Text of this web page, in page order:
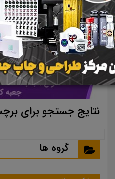
نتایج جستجو برای
گروه ها